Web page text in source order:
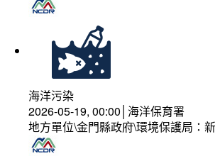
海洋污染
2026-05-19, 00:00│海洋保育署
地方單位\金門縣政府\環境保護局：